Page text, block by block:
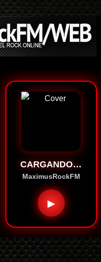
CARGANDO…
MaximusRockFM
▶